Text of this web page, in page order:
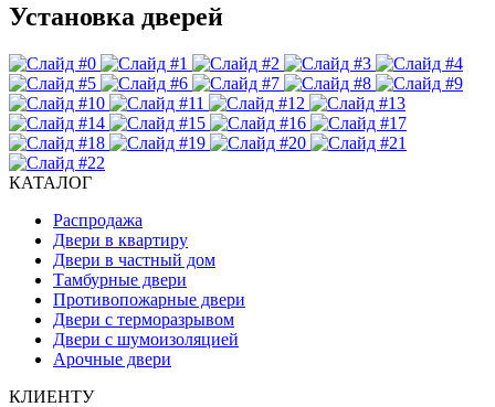
Установка дверей
КАТАЛОГ
Распродажа
Двери в квартиру
Двери в частный дом
Тамбурные двери
Противопожарные двери
Двери с терморазрывом
Двери с шумоизоляцией
Арочные двери
КЛИЕНТУ